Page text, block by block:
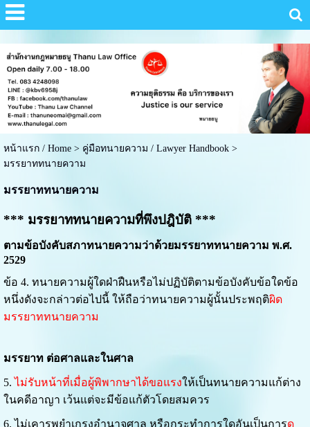
หน้าแรก / Home> คู่มือทนายความ / Lawyer Handbook>
มรรยาททนายความ
มรรยาททนายความ
*** มรรยาททนายความที่พึงปฎิบัติ ***
ตามข้อบังคับสภาทนายความว่าด้วยมรรยาททนายความ พ.ศ.
2529
ข้อ 4. ทนายความผู้ใดฝ่าฝืนหรือไม่ปฏิบัติตามข้อบังคับข้อใดข้อ
หนึ่งดังจะกล่าวต่อไปนี้ ให้ถือว่าทนายความผู้นั้นประพฤติผิด
มรรยาททนายความ
มรรยาท ต่อศาลและในศาล
5.ไม่รับหน้าที่เมื่อผู้พิพากษาได้ขอแรงให้เป็นทนายความแก้ต่าง
ในคดีอาญา เว้นแต่จะมีข้อแก้ตัวโดยสมควร
6. ไม่เคารพยำเกรงอำนาจศาล หรือกระทำการใดอันเป็นการดู